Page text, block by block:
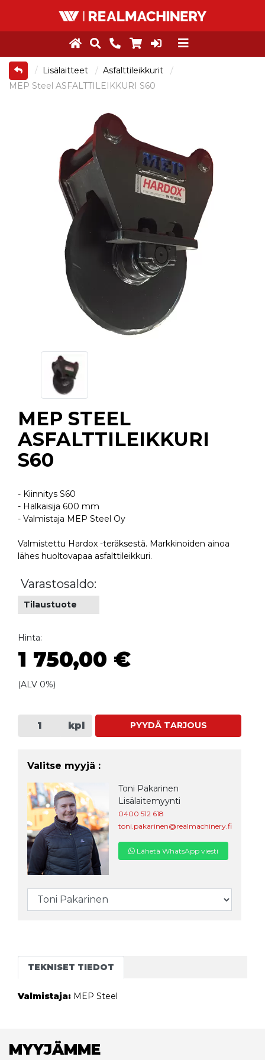
Lisälaitteet
Asfalttileikkurit
MEP Steel ASFALTTILEIKKURI S60
MEP STEEL
ASFALTTILEIKKURI
S60
- Kiinnitys S60
- Halkaisija 600 mm
- Valmistaja MEP Steel Oy
Valmistettu Hardox -teräksestä. Markkinoiden ainoa
lähes huoltovapaa asfalttileikkuri.
Varastosaldo:
Tilaustuote
Hinta:
1 750,00 €
(ALV 0%)
kpl PYYDÄ TARJOUS
Valitse myyjä :
Toni Pakarinen
Lisälaitemyynti
0400 512 618
toni.pakarinen@realmachinery.fi
Lähetä WhatsApp viesti
TEKNISET TIEDOT
Valmistaja: MEP Steel
MYYJÄMME